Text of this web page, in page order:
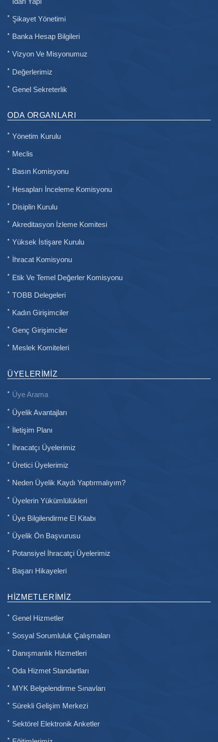
Şikayet Yönetimi
Banka Hesap Bilgileri
Vizyon Ve Misyonumuz
Değerlerimiz
Genel Sekreterlik
ODA ORGANLARI
Yönetim Kurulu
Meclis
Basın Komisyonu
Hesapları İnceleme Komisyonu
Disiplin Kurulu
Akreditasyon İzleme Komitesi
Yüksek İstişare Kurulu
İhracat Komisyonu
Etik Ve Temel Değerler Komisyonu
TOBB Delegeleri
Kadın Girişimciler
Genç Girişimciler
Meslek Komiteleri
ÜYELERIMIZ
Üye Arama
Üyelik Avantajları
İletişim Planı
İhracatçı Üyelerimiz
Üretici Üyelerimiz
Neden Üyelik Kaydı Yaptırmalıyım?
Üyelerin Yükümlülükleri
Üye Bilgilendirme El Kitabı
Üyelik Ön Başvurusu
Potansiyel İhracatçi Üyelerimiz
Başarı Hikayeleri
HIZMETLERIMIZ
Genel Hizmetler
Sosyal Sorumluluk Çalışmaları
Danışmanlık Hizmetleri
Oda Hizmet Standartları
MYK Belgelendirme Sınavları
Sürekli Gelişim Merkezi
Sektörel Elektronik Anketler